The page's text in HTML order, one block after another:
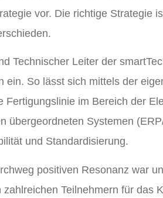
vor. Die richtige Strategie
Technischer Leiter der
So lässt sich mittels der
Fertigungslinie im Bereich der
übergeordneten Systemen
und Standardisierung.
positiven Resonanz war
Teilnehmern für das